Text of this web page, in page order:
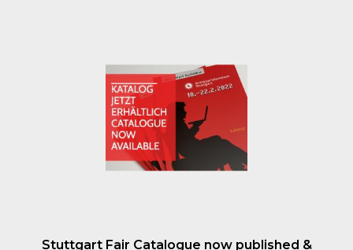
Stuttgart Fair Catalogue now published &